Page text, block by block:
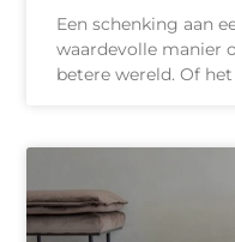
Een schenking aan
waardevolle manier
betere wereld. Of